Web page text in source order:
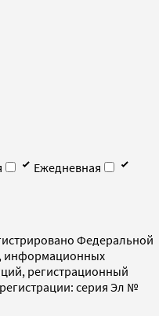
Ежедневная
Федеральной
информационных
регистрационный
серия Эл №